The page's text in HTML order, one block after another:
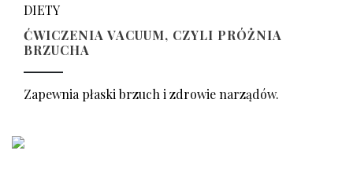
DIETY
ĆWICZENIA VACUUM, CZYLI PRÓŻNIA
BRZUCHA
Zapewnia płaski brzuch i zdrowie narządów.